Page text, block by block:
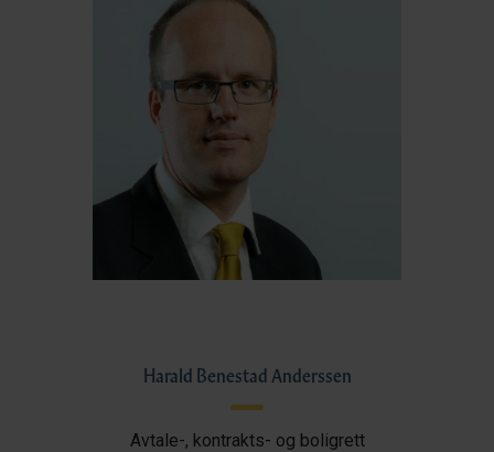
Harald Benestad Anderssen
Avtale-, kontrakts- og boligrett